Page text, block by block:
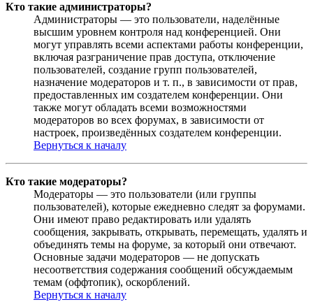
Кто такие администраторы?
Администраторы — это пользователи, наделённые
высшим уровнем контроля над конференцией. Они
могут управлять всеми аспектами работы конференции,
включая разграничение прав доступа, отключение
пользователей, создание групп пользователей,
назначение модераторов и т. п., в зависимости от прав,
предоставленных им создателем конференции. Они
также могут обладать всеми возможностями
модераторов во всех форумах, в зависимости от
настроек, произведённых создателем конференции.
Вернуться к началу
Кто такие модераторы?
Модераторы — это пользователи (или группы
пользователей), которые ежедневно следят за форумами.
Они имеют право редактировать или удалять
сообщения, закрывать, открывать, перемещать, удалять и
объединять темы на форуме, за который они отвечают.
Основные задачи модераторов — не допускать
несоответствия содержания сообщений обсуждаемым
темам (оффтопик), оскорблений.
Вернуться к началу